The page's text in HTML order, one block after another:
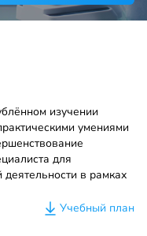
изучении
умениями
для
в рамках
Учебный план